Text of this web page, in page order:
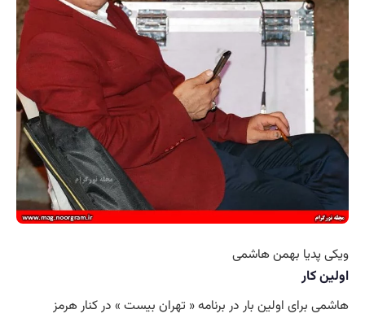
ویکی پدیا بهمن هاشمی
اولین کار
هاشمی برای اولین بار در برنامه « تهران بیست » در کنار هرمز